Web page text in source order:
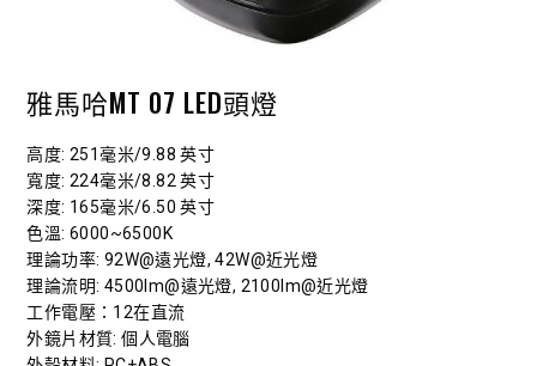
雅馬哈MT 07 LED頭燈
高度: 251毫米/9.88 英寸
寬度: 224毫米/8.82 英寸
深度: 165毫米/6.50 英寸
色溫: 6000~6500K
理論功率: 92W@遠光燈, 42W@近光燈
理論流明: 4500lm@遠光燈, 2100lm@近光燈
工作電壓 ：12在直流
外鏡片材質: 個人電腦